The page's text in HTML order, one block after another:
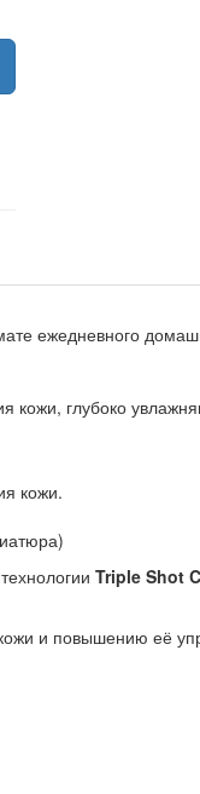
ежедневного
кожи, глубоко
кожи.
Triple Shot
и повышению её